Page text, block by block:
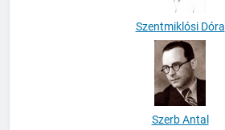
Szerb Antal